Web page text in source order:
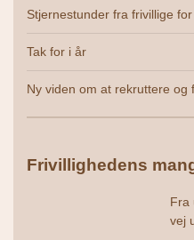
Stjernestunder fra frivillige
Tak for i år
Ny viden om at rekruttere og
Frivillighedens
Fra
vej